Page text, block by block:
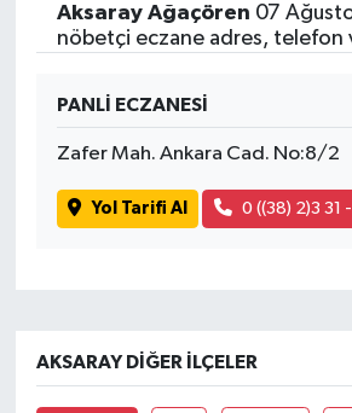
Aksaray Ağaçören 07
nöbetçi eczane adres, telefon
PANLİ ECZANESİ
Zafer Mah. Ankara Cad. No:8/2
Yol Tarifi Al 0 ((38) 2)3 31
AKSARAY DIĞER İLÇELER